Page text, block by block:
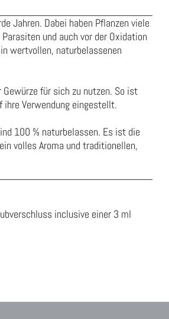
Jahren. Dabei haben Pflanzen viele
und auch vor der Oxidation
wertvollen, naturbelassenen
für sich zu nutzen. So ist
Verwendung eingestellt.
100 % naturbelassen. Es ist die
ein volles Aroma und traditionellen,
inclusive einer 3 ml